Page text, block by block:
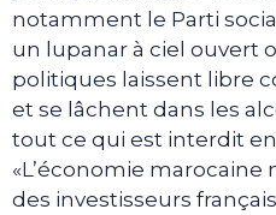
notamment le Parti
un lupanar à ciel ouvert
politiques laissent libre
et se lâchent dans les
tout ce qui est interdit
«L’économie marocaine
des investisseurs